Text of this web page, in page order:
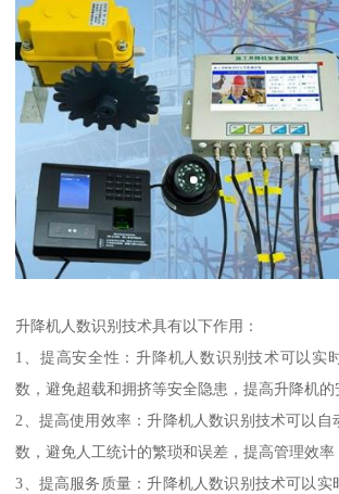
升降机人数识别技术具有以下作用：
1、提高安全性：升降机人数识别技术可以实
数，避免超载和拥挤等安全隐患，提高升降机的
2、提高使用效率：升降机人数识别技术可以自
数，避免人工统计的繁琐和误差，提高管理效率
3、提高服务质量：升降机人数识别技术可以实